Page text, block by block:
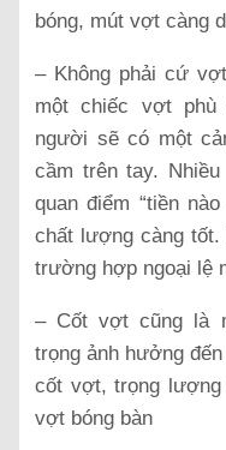
bóng, mút vợt càng
– Không phải cứ
một chiếc vợt
người sẽ có một
cầm trên tay.
quan điểm “tiền
chất lượng càng
trường hợp ngoại lệ
– Cốt vợt cũng là
trọng ảnh hưởng
cốt vợt, trọng
vợt bóng bàn